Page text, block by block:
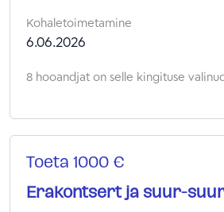
Kohaletoimetamine
6.06.2026
8 hooandjat on selle kingituse
Toeta 1000 €
Erakontsert ja suur-